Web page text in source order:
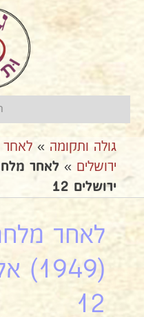
גולה ותקומה »
ירושלים »
ירושלים 12
לאחר
12